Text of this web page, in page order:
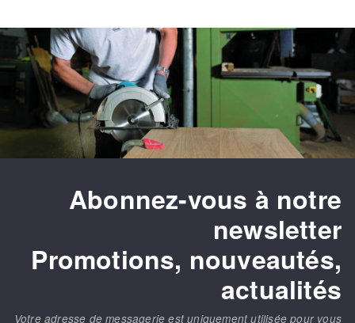
Abonnez-vous à notre
newsletter
Promotions, nouveautés,
actualités
Votre adresse de messagerie est uniquement utilisée pour vous